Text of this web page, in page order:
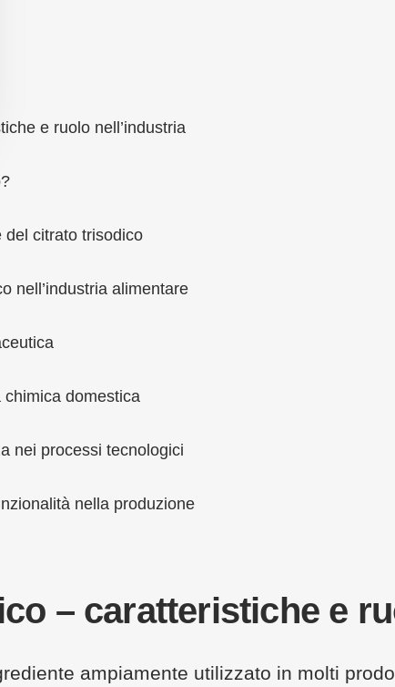
e ruolo nell’industria
del citrato trisodico
nell’industria alimentare
domestica
nei processi tecnologici
nella produzione
– caratteristiche e
ampiamente utilizzato in molti